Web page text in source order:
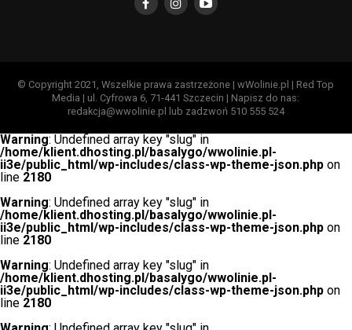
© Copyright 2021, Wszelkie prawa zastrzeżone | wWolinie.pl | Red Top
Media | ul. Cyfrowa 6, 71-441 Szczecin | Napisz do nas:
redakcja@wwolinie.pl lub zadzwoń 510 555 524
Warning: Undefined array key "slug" in
/home/klient.dhosting.pl/basalygo/wwolinie.pl-
ii3e/public_html/wp-includes/class-wp-theme-json.php on
line 2180
Warning: Undefined array key "slug" in
/home/klient.dhosting.pl/basalygo/wwolinie.pl-
ii3e/public_html/wp-includes/class-wp-theme-json.php on
line 2180
Warning: Undefined array key "slug" in
/home/klient.dhosting.pl/basalygo/wwolinie.pl-
ii3e/public_html/wp-includes/class-wp-theme-json.php on
line 2180